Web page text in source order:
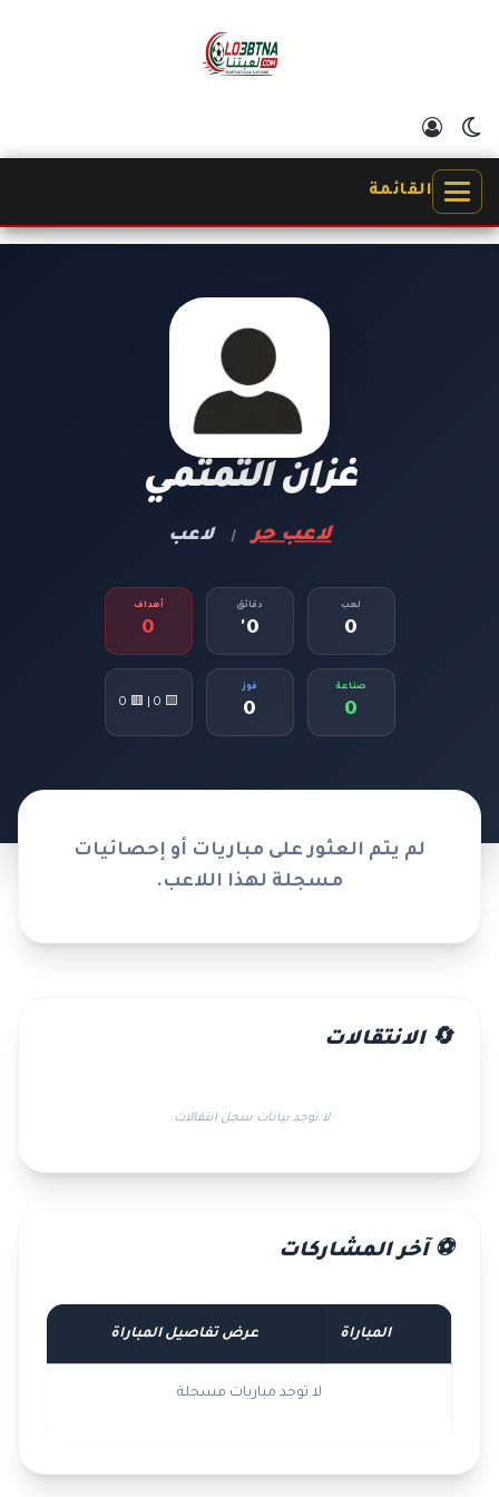
الوضع المظلم
القائمة
غزان التمتمي
لاعب حر | لاعب
لعب
0
دقائق
0'
أهداف
0
صناعة
0
فوز
0
🟨 0 | 🟥 0
لم يتم العثور على مباريات أو إحصائيات
مسجلة لهذا اللاعب.
🔄 الانتقالات
لا توجد بيانات سجل انتقالات.
⚽ آخر المشاركات
المباراة عرض تفاصيل المباراة
لا توجد مباريات مسجلة